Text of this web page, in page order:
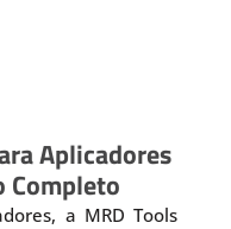
Aplicadores
Completo
a MRD Tools